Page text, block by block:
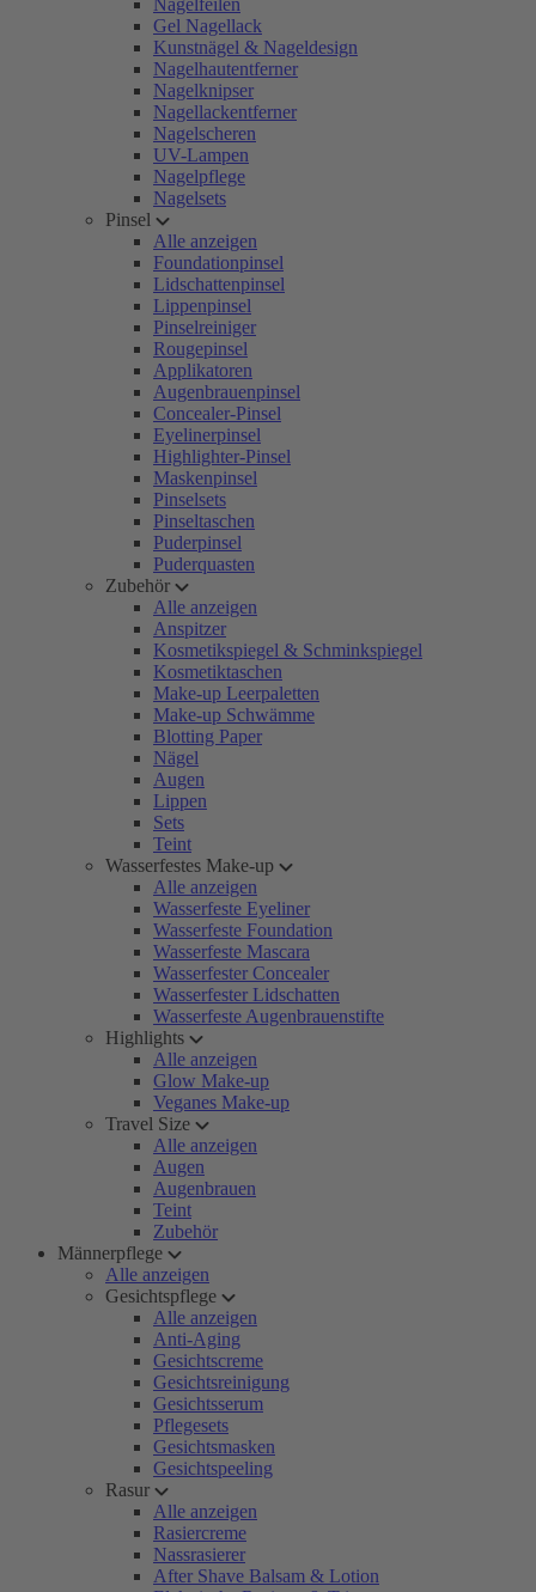
Nagelfeilen
Gel Nagellack
Kunstnägel & Nageldesign
Nagelhautentferner
Nagelknipser
Nagellackentferner
Nagelscheren
UV-Lampen
Nagelpflege
Nagelsets
Pinsel
Alle anzeigen
Foundationpinsel
Lidschattenpinsel
Lippenpinsel
Pinselreiniger
Rougepinsel
Applikatoren
Augenbrauenpinsel
Concealer-Pinsel
Eyelinerpinsel
Highlighter-Pinsel
Maskenpinsel
Pinselsets
Pinseltaschen
Puderpinsel
Puderquasten
Zubehör
Alle anzeigen
Anspitzer
Kosmetikspiegel & Schminkspiegel
Kosmetiktaschen
Make-up Leerpaletten
Make-up Schwämme
Blotting Paper
Nägel
Augen
Lippen
Sets
Teint
Wasserfestes Make-up
Alle anzeigen
Wasserfeste Eyeliner
Wasserfeste Foundation
Wasserfeste Mascara
Wasserfester Concealer
Wasserfester Lidschatten
Wasserfeste Augenbrauenstifte
Highlights
Alle anzeigen
Glow Make-up
Veganes Make-up
Travel Size
Alle anzeigen
Augen
Augenbrauen
Teint
Zubehör
Männerpflege
Alle anzeigen
Gesichtspflege
Alle anzeigen
Anti-Aging
Gesichtscreme
Gesichtsreinigung
Gesichtsserum
Pflegesets
Gesichtsmasken
Gesichtspeeling
Rasur
Alle anzeigen
Rasiercreme
Nassrasierer
After Shave Balsam & Lotion